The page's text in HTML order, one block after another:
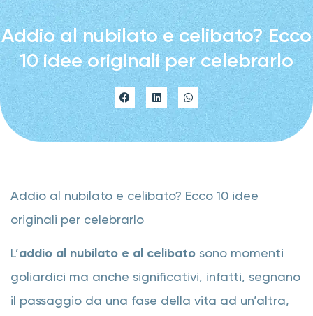
Addio al nubilato e celibato? Ecco
10 idee originali per celebrarlo
Addio al nubilato e celibato? Ecco 10 idee
originali per celebrarlo
L’addio al nubilato e al celibato sono momenti
goliardici ma anche significativi, infatti, segnano
il passaggio da una fase della vita ad un’altra,